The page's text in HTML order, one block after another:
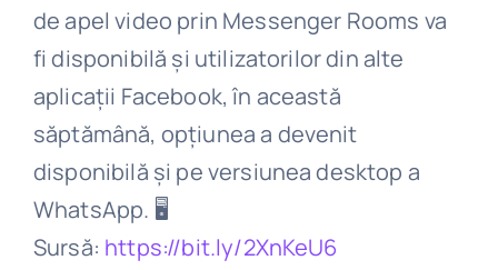
de apel video prin Messenger Rooms va
fi disponibilă și utilizatorilor din alte
aplicații Facebook, în această
săptămână, opțiunea a devenit
disponibilă și pe versiunea desktop a
WhatsApp. 🖥️
Sursă: https://bit.ly/2XnKeU6